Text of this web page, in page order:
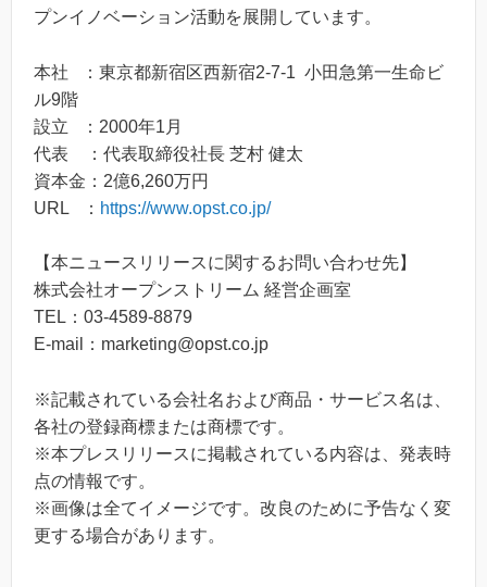
プンイノベーション活動を展開しています。
本社 ：東京都新宿区西新宿2-7-1 小田急第一生命ビ
ル9階
設立 ：2000年1月
代表 ：代表取締役社長 芝村 健太
資本金：2億6,260万円
URL ： https://www.opst.co.jp/
【本ニュースリリースに関するお問い合わせ先】
株式会社オープンストリーム 経営企画室
TEL：03-4589-8879
E-mail：marketing@opst.co.jp
※記載されている会社名および商品・サービス名は、
各社の登録商標または商標です。
※本プレスリリースに掲載されている内容は、発表時
点の情報です。
※画像は全てイメージです。改良のために予告なく変
更する場合があります。